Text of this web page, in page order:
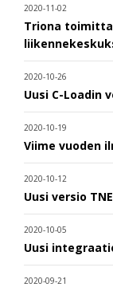
2020-11-02
Triona
2020-10-26
Uusi C-Loadin
2020-10-19
Viime vuoden
2020-10-12
Uusi versio
2020-10-05
Uusi
2020-09-21